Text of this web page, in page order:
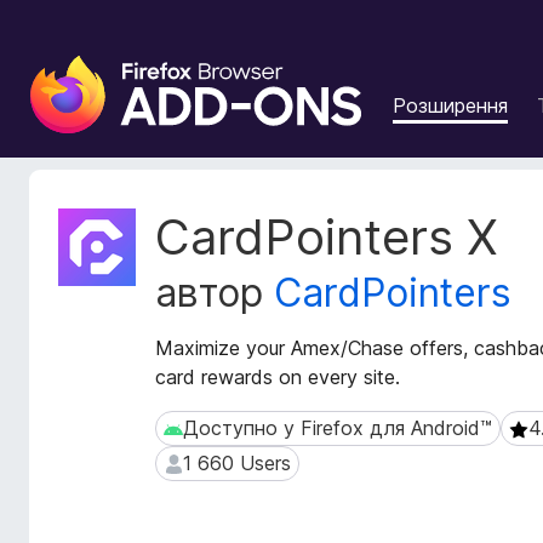
Д
о
д
а
Розширення
CardPointers X
автор CardPointers
Maximize your Amex/Chase offers,
card rewards on every site.
Доступно у Firefox для Android™
Доступно у Firefox для Android™ 4.5
1 660 Users
1 660 Users